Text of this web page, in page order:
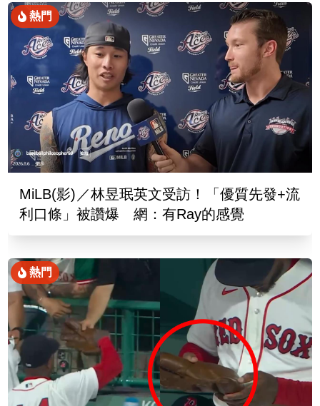
熱門
MiLB(影)／林昱珉英文受訪！「優質先發+流
利口條」被讚爆 網：有Ray的感覺
熱門